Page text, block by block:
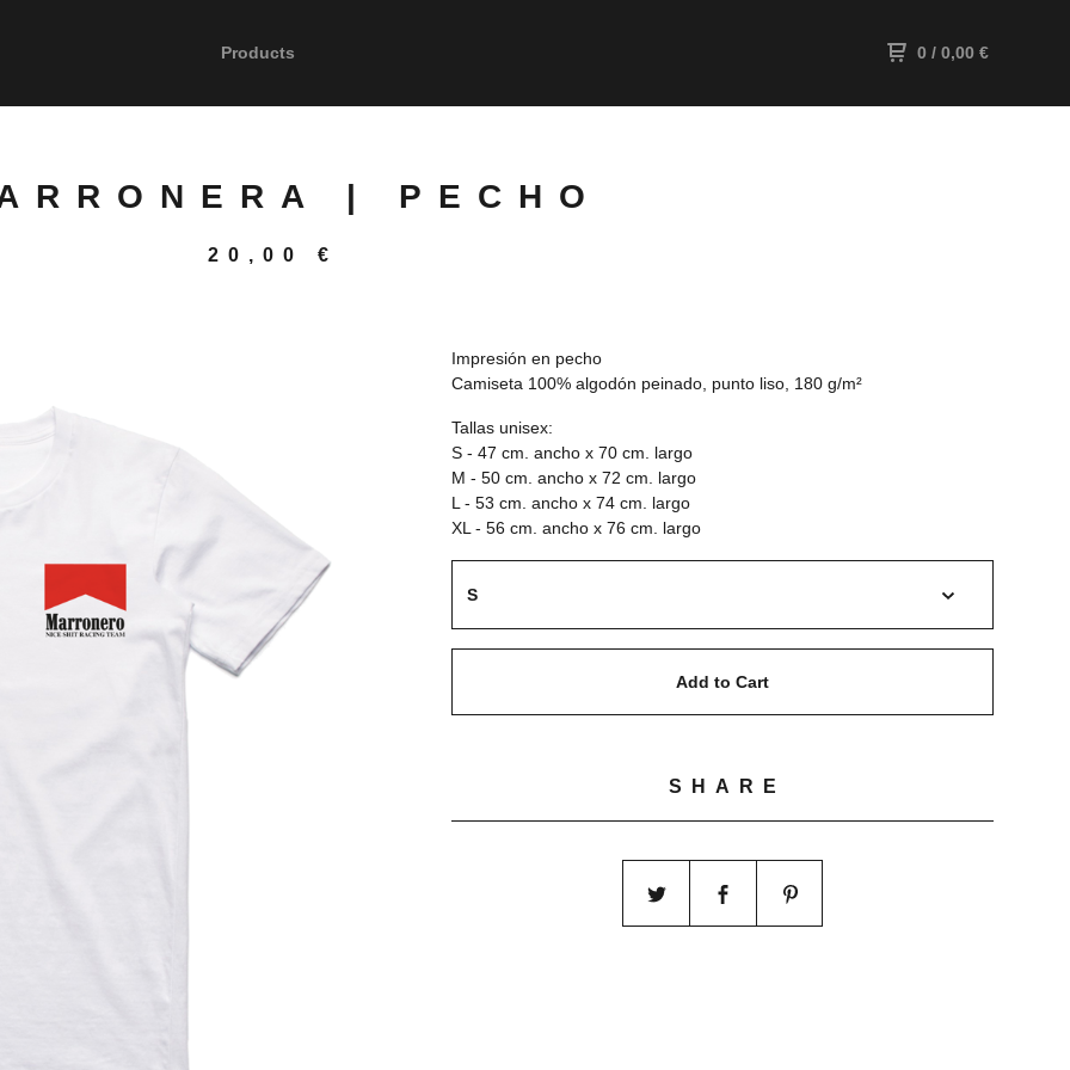
Products 0 / 0,00 €
| PECHO
20,00 €
Impresión en pecho
Camiseta 100% algodón peinado, punto liso, 180 g/m²
Tallas unisex:
S - 47 cm. ancho x 70 cm. largo
M - 50 cm. ancho x 72 cm. largo
L - 53 cm. ancho x 74 cm. largo
XL - 56 cm. ancho x 76 cm. largo
Add to Cart
SHARE